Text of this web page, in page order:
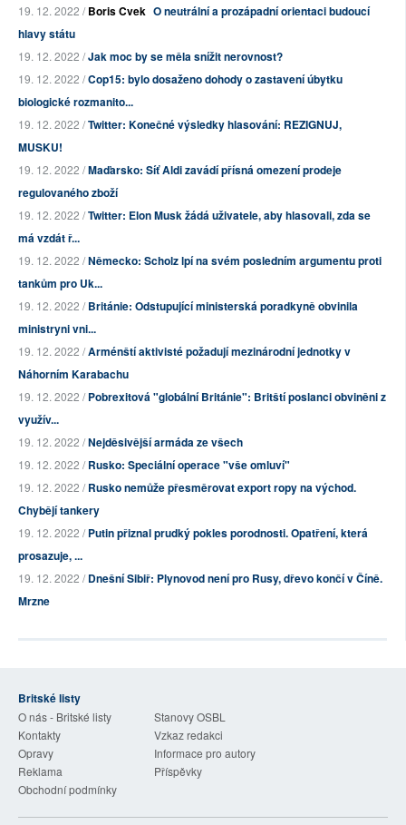
19. 12. 2022 /Boris Cvek O neutrální a prozápadní orientaci budoucí
hlavy státu
19. 12. 2022 /Jak moc by se měla snížit nerovnost?
19. 12. 2022 /Cop15: bylo dosaženo dohody o zastavení úbytku
biologické rozmanito...
19. 12. 2022 /Twitter: Konečné výsledky hlasování: REZIGNUJ,
MUSKU!
19. 12. 2022 /Maďarsko: Síť Aldi zavádí přísná omezení prodeje
regulovaného zboží
19. 12. 2022 /Twitter: Elon Musk žádá uživatele, aby hlasovali, zda se
má vzdát ř...
19. 12. 2022 /Německo: Scholz lpí na svém posledním argumentu proti
tankům pro Uk...
19. 12. 2022 /Británie: Odstupující ministerská poradkyně obvinila
ministryni vni...
19. 12. 2022 /Arménští aktivisté požadují mezinárodní jednotky v
Náhorním Karabachu
19. 12. 2022 /Pobrexitová "globální Británie": Britští poslanci obviněni z
využív...
19. 12. 2022 /Nejděsivější armáda ze všech
19. 12. 2022 /Rusko: Speciální operace "vše omluví"
19. 12. 2022 /Rusko nemůže přesměrovat export ropy na východ.
Chybějí tankery
19. 12. 2022 /Putin přiznal prudký pokles porodnosti. Opatření, která
prosazuje, ...
19. 12. 2022 /Dnešní Sibiř: Plynovod není pro Rusy, dřevo končí v Číně.
Mrzne
Britské listy
O nás - Britské listy
Stanovy OSBL
Kontakty
Vzkaz redakci
Opravy
Informace pro autory
Reklama
Příspěvky
Obchodní podmínky